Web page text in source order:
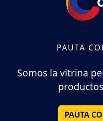
PAUTA
Somos la vitrina
PAUTA